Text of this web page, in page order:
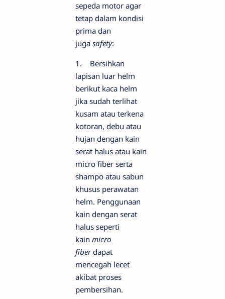
sepeda motor agar
tetap dalam kondisi
prima dan
juga safety:
1. Bersihkan
lapisan luar helm
berikut kaca helm
jika sudah terlihat
kusam atau terkena
kotoran, debu atau
hujan dengan kain
serat halus atau kain
micro fiber serta
shampo atau sabun
khusus perawatan
helm. Penggunaan
kain dengan serat
halus seperti
kain micro
fiberdapat
mencegah lecet
akibat proses
pembersihan.